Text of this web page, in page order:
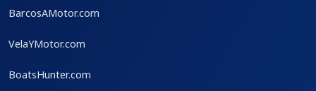
BarcosAMotor.com
VelaYMotor.com
BoatsHunter.com